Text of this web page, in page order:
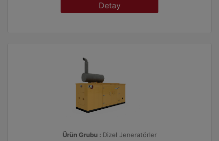
Detay
Ürün Grubu : Dizel Jeneratörler